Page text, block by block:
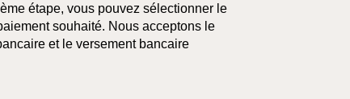
étape, vous pouvez sélectionner le
souhaité. Nous acceptons le
et le versement bancaire